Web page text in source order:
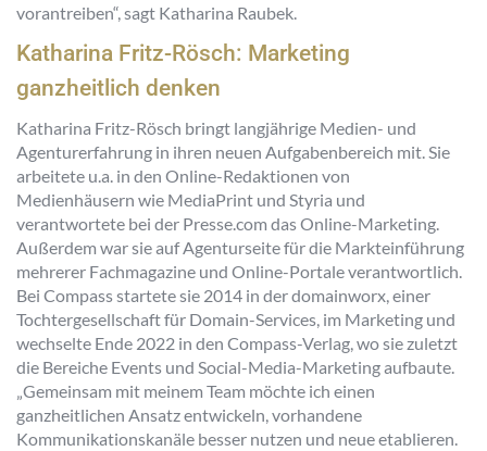
vorantreiben“, sagt Katharina Raubek.
Katharina Fritz-Rösch: Marketing
ganzheitlich denken
Katharina Fritz-Rösch bringt langjährige Medien- und
Agenturerfahrung in ihren neuen Aufgabenbereich mit. Sie
arbeitete u.a. in den Online-Redaktionen von
Medienhäusern wie MediaPrint und Styria und
verantwortete bei der Presse.com das Online-Marketing.
Außerdem war sie auf Agenturseite für die Markteinführung
mehrerer Fachmagazine und Online-Portale verantwortlich.
Bei Compass startete sie 2014 in der domainworx, einer
Tochtergesellschaft für Domain-Services, im Marketing und
wechselte Ende 2022 in den Compass-Verlag, wo sie zuletzt
die Bereiche Events und Social-Media-Marketing aufbaute.
„Gemeinsam mit meinem Team möchte ich einen
ganzheitlichen Ansatz entwickeln, vorhandene
Kommunikationskanäle besser nutzen und neue etablieren.